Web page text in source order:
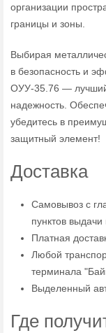
организации
границы и зоны.
Выбирая
в безопасность и
ОУУ-35.76 — лучший
надежность.
убедитесь в
защитный элемент!
Доставка
Самовывоз с
пунктов
Платная
Любой
терминала
Выделенный
Где